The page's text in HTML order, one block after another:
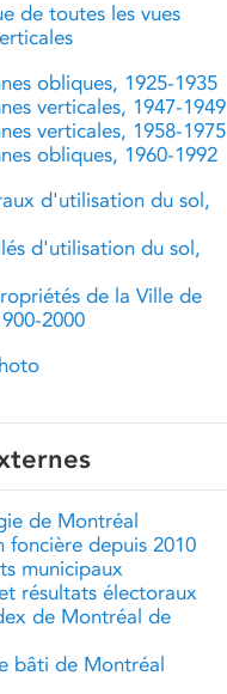
de toutes les vues
obliques, 1925-1935
verticales, 1947-1949
verticales, 1958-1975
obliques, 1960-1992
d'utilisation du sol,
d'utilisation du sol,
de la Ville de
2000
de Montréal
foncière depuis 2010
municipaux
résultats électoraux
de Montréal de
bâti de Montréal